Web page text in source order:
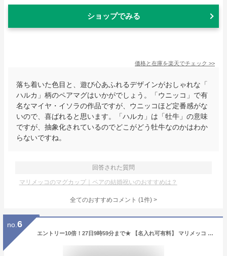
ショップでみる
価格と在庫を楽天でチェック >>
落ち着いた色目と、遊び心あふれるデザインがおしゃれな「
ハルカ」柄のペアマグはいかがでしょう。「ウニッコ」で有
名なマイヤ・イソラの作品ですが、ウニッコほど定番感がな
いので、喜ばれると思います。「ハルカ」は「牡牛」の意味
ですが、抽象化されているのでどこがどう牡牛なのかはわか
らないですね。
回答された質問
マリメッコのマグカップ｜ペアの結婚祝いのおすすめは？
全てのおすすめコメント (1件) >
no. 6
エントリー10倍！27日9時59分まで★ 【名入れ可有料】 マリメッコ ラテマグ ペア 2個セット UNIKKO ウニッコ コーヒーカップ スモール ダークブルー×ホワイト 072277 150 北欧雑貨 北欧デザイン 北欧食器 テーブルウェア【スペシャルラッピング660円(別売り)】